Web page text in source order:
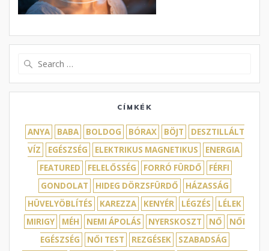
CÍMKÉK
ANYA BABA BOLDOG BÓRAX BÖJT
DESZTILLÁLT
VÍZ
EGÉSZSÉG ELEKTRIKUS MAGNETIKUS
ENERGIA
FEATURED
FELELŐSSÉG FORRÓ FÜRDŐ
FÉRFI
GONDOLAT
HIDEG DÖRZSFÜRDŐ
HÁZASSÁG
HÜVELYÖBLÍTÉS
KAREZZA KENYÉR LÉGZÉS
LÉLEK
MIRIGY
MÉH NEMI ÁPOLÁS NYERSKOSZT NŐ
NŐI
EGÉSZSÉG
NŐI TEST REZGÉSEK
SZABADSÁG